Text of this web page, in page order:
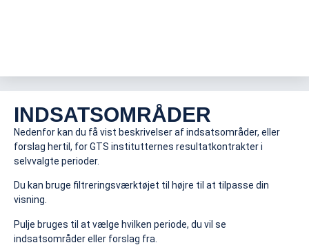
INDSATSOMRÅDER
Nedenfor kan du få vist beskrivelser af indsatsområder, eller
forslag hertil, for GTS institutternes resultatkontrakter i
selvvalgte perioder.
Du kan bruge filtreringsværktøjet til højre til at tilpasse din
visning.
Pulje bruges til at vælge hvilken periode, du vil se
indsatsområder eller forslag fra.